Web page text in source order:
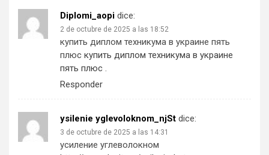
Diplomi_aopi dice:
2 de octubre de 2025 a las 18:52
купить диплом техникума в украине пять
плюс купить диплом техникума в украине
пять плюс .
Responder
ysilenie yglevoloknom_njSt dice:
3 de octubre de 2025 a las 14:31
усиление углеволокном